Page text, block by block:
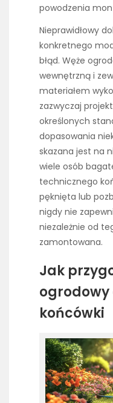
powodzenia
Nieprawidłowy
konkretnego
błąd. Węże
wewnętrzną i
materiałem
zazwyczaj
określonych
dopasowania
skazana jest na
wiele osób
technicznego
pęknięta lub
nigdy nie
niezależnie od
zamontowana.
Jak
końcówki